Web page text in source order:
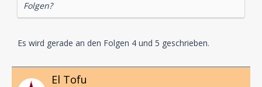
Folgen?
Es wird gerade an den Folgen 4 und 5 geschrieben.
El Tofu